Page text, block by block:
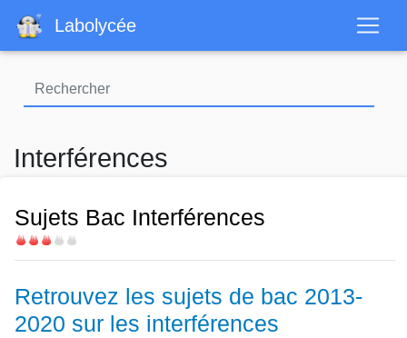
contenu
Labolycée
Interférences
Sujets Bac Interférences
Difficulté
Retrouvez les sujets de bac 2013-
2020 sur les interférences